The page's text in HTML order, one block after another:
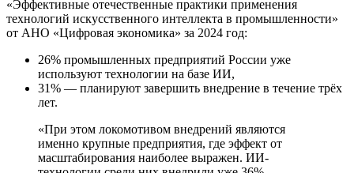
«Эффективные отечественные практики применения
технологий искусственного интеллекта в промышленности»
от АНО «Цифровая экономика» за 2024 год:
26% промышленных предприятий России уже
используют технологии на базе ИИ,
31% — планируют завершить внедрение в течение трёх
лет.
«При этом локомотивом внедрений являются
именно крупные предприятия, где эффект от
масштабирования наиболее выражен. ИИ-